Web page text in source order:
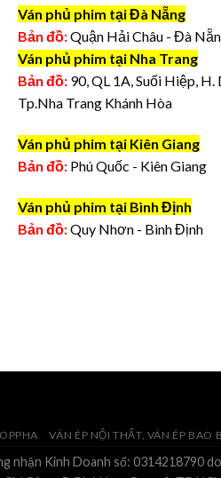
Ván phủ phim tại Đà Nẵng
Bản đồ:Quận Hải Châu - Đà
Ván phủ phim tại Nha Trang
Bản đồ: 90, QL 1A, Suối Hiệp, H.
Tp.Nha Trang Khánh Hòa
Ván phủ phim tại Kiên Giang
Bản đồ: Phú Quốc - Kiên Giang
Ván phủ phim tại Bình Định
Bản đồ:Quy Nhơn - Bình Định
VÁN ÉP NỘI THẤT, VÁN ÉP BAO
nhận Kinh Doanh số: 0314218790